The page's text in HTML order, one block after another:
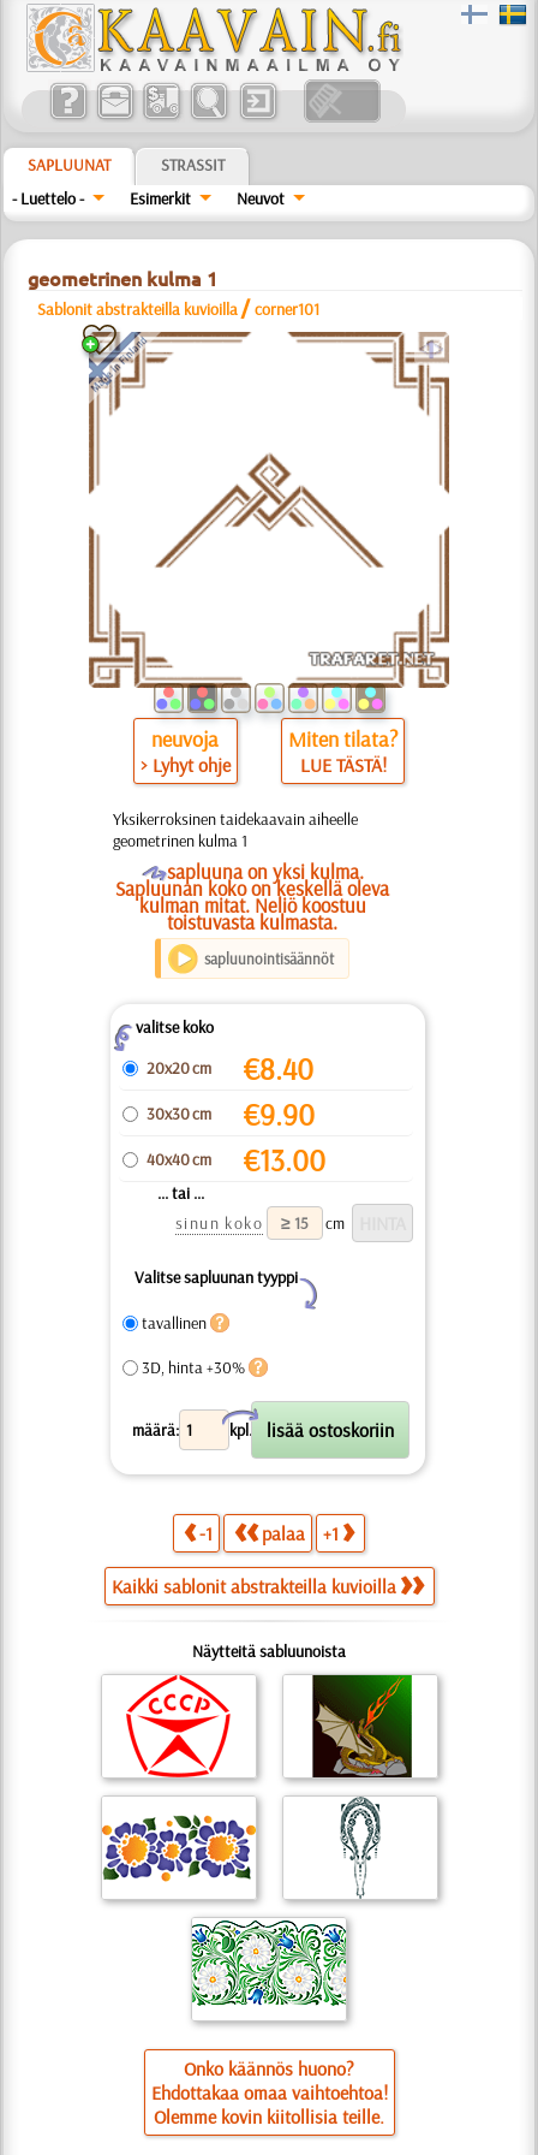
SAPLUUNAT
STRASSIT
- Luettelo -
Esimerkit Neuvot
geometrinen kulma 1
Sablonit abstrakteilla kuvioilla /corner101
a
neuvoja
> Lyhyt ohje
Miten tilata?
LUE TÄSTÄ!
Yksikerroksinen taidekaavain aiheelle
geometrinen kulma 1
Osapluuna on yksi kulma.
Sapluunan koko on keskellä oleva
kulman mitat. Neliö koostuu
toistuvasta kulmasta.
sapluunointisäännöt
Zvalitse koko
20x20 cm
€8.40
30x30 cm €9.90
40x40 cm €13.00
... tai ...
sinun koko
cm
Valitse sapluunan tyyppi
Y
tavallinen
3D, hinta +30%
määrä: kpl.
X
-1 palaa +1
Kaikki sablonit abstrakteilla kuvioilla
Näytteitä sabluunoista
Onko käännös huono?
Ehdottakaa omaa vaihtoehtoa!
Olemme kovin kiitollisia teille.